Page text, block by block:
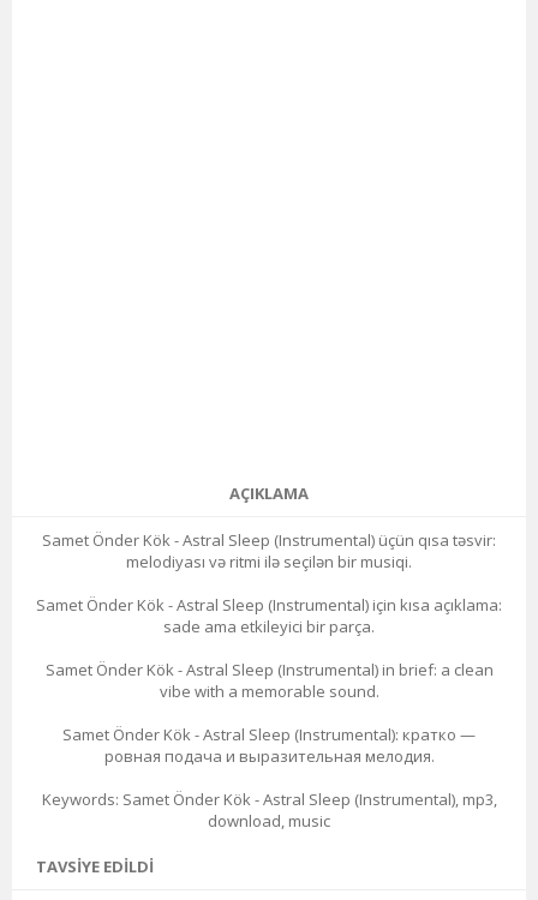
AÇIKLAMA
Samet Önder Kök - Astral Sleep (Instrumental) üçün qısa təsvir:
melodiyası və ritmi ilə seçilən bir musiqi.
Samet Önder Kök - Astral Sleep (Instrumental) için kısa açıklama:
sade ama etkileyici bir parça.
Samet Önder Kök - Astral Sleep (Instrumental) in brief: a clean
vibe with a memorable sound.
Samet Önder Kök - Astral Sleep (Instrumental): кратко —
ровная подача и выразительная мелодия.
Keywords: Samet Önder Kök - Astral Sleep (Instrumental), mp3,
download, music
TAVSIYE EDILDI